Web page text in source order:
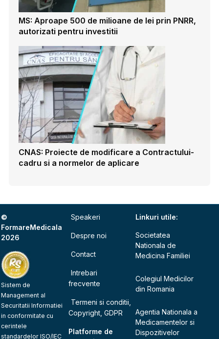
MS: Aproape 500 de milioane de lei prin PNRR,
autorizati pentru investitii
CNAS: Proiecte de modificare a Contractului-
cadru si a normelor de aplicare
©
FormareMedicala
2026
Sistem de
Management al
Securitatii Informatiei
in conformitate cu
cerintele
standardelor ISO/IEC
Speakeri
Despre noi
Contact
Intrebari
frecvente
Termeni si conditii,
Copyright, GDPR
Platforme de
Linkuri utile:
Societatea
Nationala de
Medicina Familiei
Colegiul Medicilor
din Romania
Agentia Nationala a
Medicamentelor si
Dispozitivelor